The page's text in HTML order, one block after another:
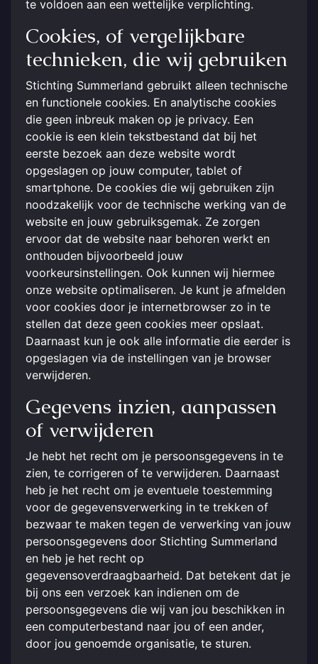
te voldoen aan een wettelijke verplichting.
Cookies, of vergelijkbare
technieken, die wij gebruiken
Stichting Summerland gebruikt alleen technische
en functionele cookies. En analytische cookies
die geen inbreuk maken op je privacy. Een
cookie is een klein tekstbestand dat bij het
eerste bezoek aan deze website wordt
opgeslagen op jouw computer, tablet of
smartphone. De cookies die wij gebruiken zijn
noodzakelijk voor de technische werking van de
website en jouw gebruiksgemak. Ze zorgen
ervoor dat de website naar behoren werkt en
onthouden bijvoorbeeld jouw
voorkeursinstellingen. Ook kunnen wij hiermee
onze website optimaliseren. Je kunt je afmelden
voor cookies door je internetbrowser zo in te
stellen dat deze geen cookies meer opslaat.
Daarnaast kun je ook alle informatie die eerder is
opgeslagen via de instellingen van je browser
verwijderen.
Gegevens inzien, aanpassen
of verwijderen
Je hebt het recht om je persoonsgegevens in te
zien, te corrigeren of te verwijderen. Daarnaast
heb je het recht om je eventuele toestemming
voor de gegevensverwerking in te trekken of
bezwaar te maken tegen de verwerking van jouw
persoonsgegevens door Stichting Summerland
en heb je het recht op
gegevensoverdraagbaarheid. Dat betekent dat je
bij ons een verzoek kan indienen om de
persoonsgegevens die wij van jou beschikken in
een computerbestand naar jou of een ander,
door jou genoemde organisatie, te sturen.